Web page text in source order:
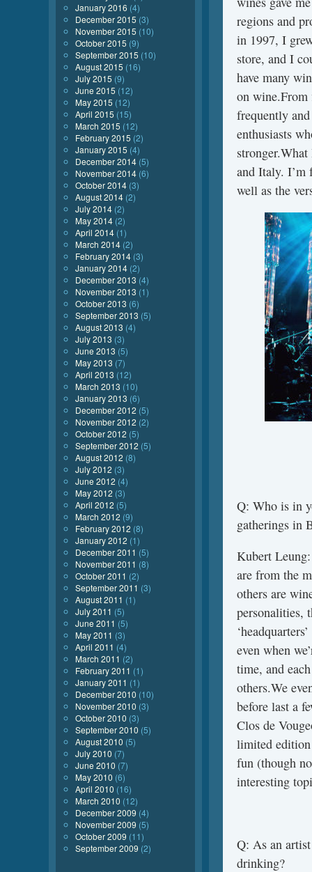
regions and
in 1997, I
store, and I
have many
on wine.From
frequently
enthusiasts
and Italy. I’m
well as the
Q: Who is in
gatherings in
Kubert
are from the
others are
personalities,
even when
time, and
others.We
before last a
Clos de
limited edition
fun (though
interesting
Q: As an
drinking?
January 2016 (4)
December 2015 (3)
November 2015 (10)
October 2015 (9)
September 2015 (10)
August 2015 (16)
July 2015 (9)
June 2015 (12)
May 2015 (12)
April 2015 (15)
March 2015 (12)
February 2015 (2)
January 2015 (4)
December 2014 (5)
November 2014 (6)
October 2014 (3)
August 2014 (2)
July 2014 (2)
May 2014 (2)
April 2014 (1)
March 2014 (2)
February 2014 (3)
January 2014 (2)
December 2013 (4)
November 2013 (1)
October 2013 (6)
September 2013 (5)
August 2013 (4)
July 2013 (3)
June 2013 (5)
May 2013 (7)
April 2013 (12)
March 2013 (10)
January 2013 (6)
December 2012 (5)
November 2012 (2)
October 2012 (5)
September 2012 (5)
August 2012 (8)
July 2012 (3)
June 2012 (4)
May 2012 (3)
April 2012 (5)
March 2012 (9)
February 2012 (8)
January 2012 (1)
December 2011 (5)
November 2011 (8)
October 2011 (2)
September 2011 (3)
August 2011 (1)
July 2011 (5)
June 2011 (5)
May 2011 (3)
April 2011 (4)
March 2011 (2)
February 2011 (1)
January 2011 (1)
December 2010 (10)
November 2010 (3)
October 2010 (3)
September 2010 (5)
August 2010 (5)
July 2010 (7)
June 2010 (7)
May 2010 (6)
April 2010 (16)
March 2010 (12)
December 2009 (4)
November 2009 (5)
October 2009 (11)
September 2009 (2)